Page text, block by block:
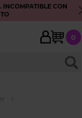
INCOMPATIBLE CON
My
0